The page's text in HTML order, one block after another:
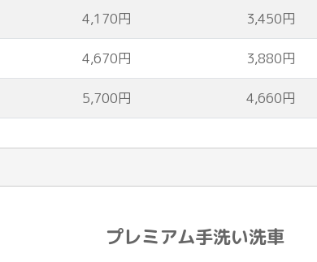
4,170円 3,450円
4,670円 3,880円
5,700円 4,660円
プレミアム手洗い洗車